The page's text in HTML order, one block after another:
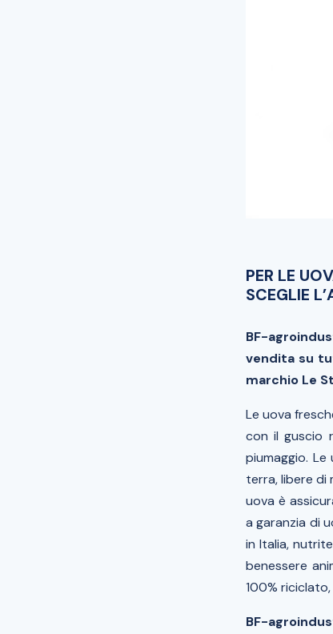
PER LE
SCEGLIE
BF-
vendita su
marchio Le
Le uova
con il guscio
piumaggio.
terra, libere di
uova è
a garanzia di
in Italia,
benessere
100% riciclato,
BF-